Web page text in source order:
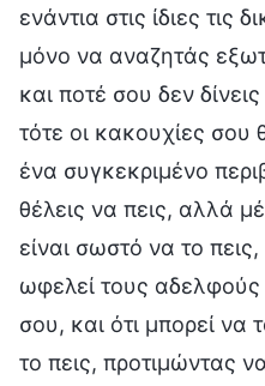
ενάντια στις ίδιες τις
μόνο να αναζητάς
και ποτέ σου δεν
τότε οι κακουχίες σου
ένα συγκεκριμένο
θέλεις να πεις, αλλά
είναι σωστό να το
ωφελεί τους αδελφούς
σου, και ότι μπορεί να
το πεις, προτιμώντας